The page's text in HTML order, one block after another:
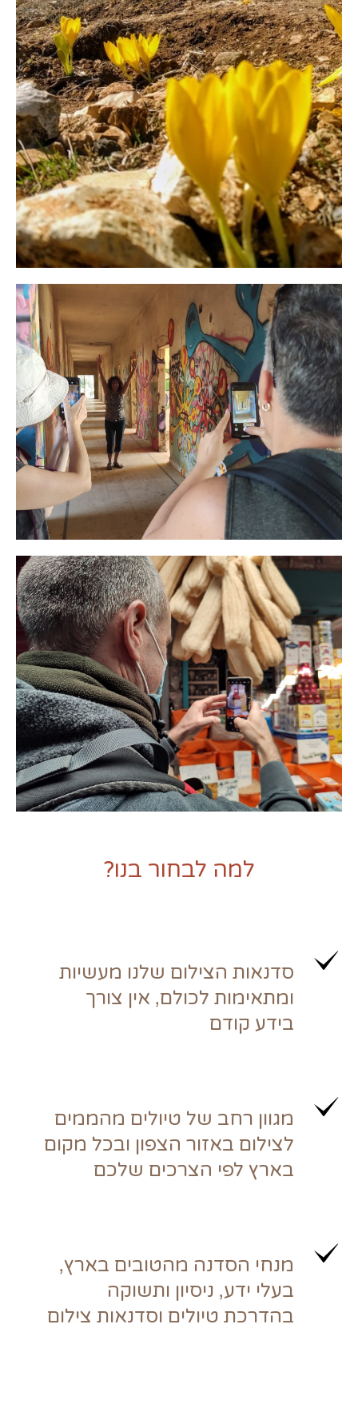
למה לבחור בנו?
סדנאות הצילום שלנו מעשיות
ומתאימות לכולם, אין צורך
בידע קודם
מגוון רחב של טיולים מהממים
לצילום באזור הצפון ובכל מקום
בארץ לפי הצרכים שלכם
מנחי הסדנה מהטובים בארץ,
בעלי ידע, ניסיון ותשוקה
בהדרכת טיולים וסדנאות צילום